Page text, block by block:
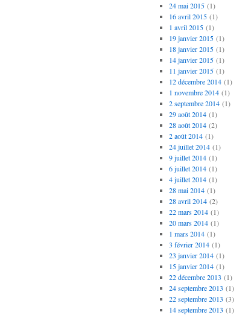
24 mai 2015(1)
16 avril 2015(1)
1 avril 2015(1)
19 janvier 2015(1)
18 janvier 2015(1)
14 janvier 2015(1)
11 janvier 2015(1)
12 décembre 2014(1)
1 novembre 2014(1)
2 septembre 2014(1)
29 août 2014(1)
28 août 2014(2)
2 août 2014(1)
24 juillet 2014(1)
9 juillet 2014(1)
6 juillet 2014(1)
4 juillet 2014(1)
28 mai 2014(1)
28 avril 2014(2)
22 mars 2014(1)
20 mars 2014(1)
1 mars 2014(1)
3 février 2014(1)
23 janvier 2014(1)
15 janvier 2014(1)
22 décembre 2013 (1)
24 septembre 2013 (1)
22 septembre 2013 (3)
14 septembre 2013 (1)